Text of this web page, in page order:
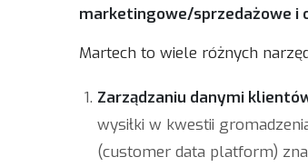
marketingowe/sprzedażowe i
Martech to wiele różnych
Zarządzaniu danymi
wysiłki w kwestii
(customer data platform)